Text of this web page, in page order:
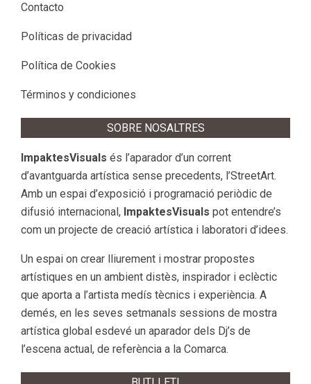
Contacto
Políticas de privacidad
Política de Cookies
Términos y condiciones
SOBRE NOSALTRES
ImpaktesVisuals és l’aparador d’un corrent
d’avantguarda artística sense precedents, l’StreetArt.
Amb un espai d’exposició i programació periòdic de
difusió internacional, ImpaktesVisuals pot entendre’s
com un projecte de creació artística i laboratori d’idees.
Un espai on crear lliurement i mostrar propostes
artístiques en un ambient distès, inspirador i eclèctic
que aporta a l’artista medís tècnics i experiència. A
demés, en les seves setmanals sessions de mostra
artística global esdevé un aparador dels Dj’s de
l’escena actual, de referència a la Comarca.